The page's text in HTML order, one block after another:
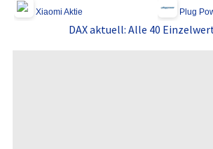
Xiaomi Aktie Plug
DAX aktuell: Alle 40